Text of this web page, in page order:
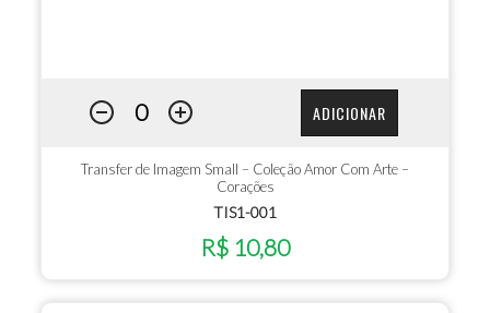
ADICIONAR
Transfer de Imagem Small – Coleção Amor Com Arte –
Corações
TIS1-001
R$ 10,80